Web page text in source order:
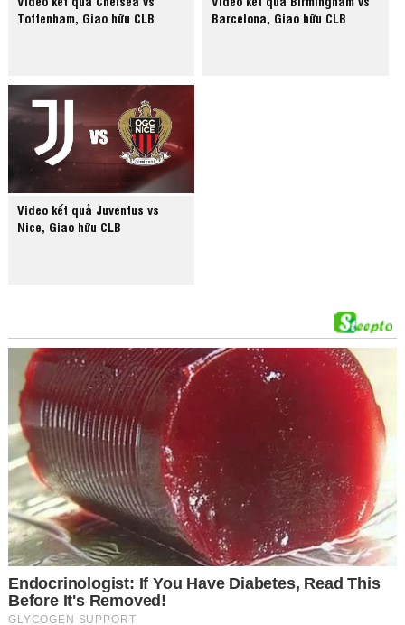
Tottenham, Giao hữu CLB
Barcelona, Giao hữu CLB
Video kết quả Juventus vs
Nice, Giao hữu CLB